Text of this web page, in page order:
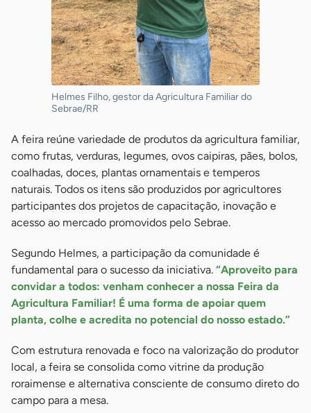
Helmes Filho, gestor da Agricultura Familiar do
Sebrae/RR
A feira reúne variedade de produtos da agricultura familiar,
como frutas, verduras, legumes, ovos caipiras, pães, bolos,
coalhadas, doces, plantas ornamentais e temperos
naturais. Todos os itens são produzidos por agricultores
participantes dos projetos de capacitação, inovação e
acesso ao mercado promovidos pelo Sebrae.
Segundo Helmes, a participação da comunidade é
fundamental para o sucesso da iniciativa. “Aproveito para
convidar a todos: venham conhecer a nossa Feira da
Agricultura Familiar! É uma forma de apoiar quem
planta, colhe e acredita no potencial do nosso estado.”
Com estrutura renovada e foco na valorização do produtor
local, a feira se consolida como vitrine da produção
roraimense e alternativa consciente de consumo direto do
campo para a mesa.